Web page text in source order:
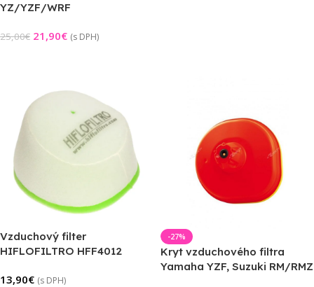
YZ/YZF/WRF
25,00€ 21,90€ (s DPH)
Vzduchový filter
HIFLOFILTRO HFF4012
13,90€ (s DPH)
-27%
Kryt vzduchového filtra
Yamaha YZF, Suzuki RM/RMZ